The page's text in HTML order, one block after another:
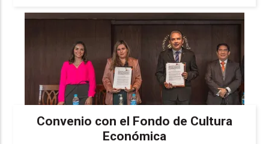
Convenio con el Fondo de Cultura
Económica